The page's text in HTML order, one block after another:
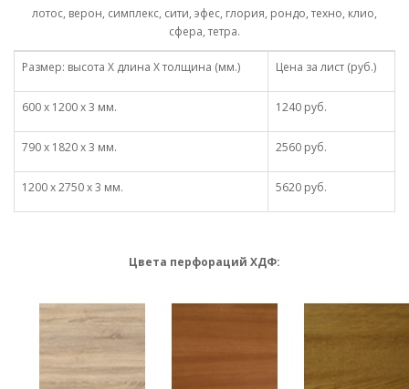
лотос, верон, симплекс, сити, эфес, глория, рондо, техно, клио,
сфера, тетра.
Размер: высота Х длина Х толщина (мм.) Цена за лист (руб.)
600 х 1200 х 3 мм. 1240 руб.
790 х 1820 х 3 мм. 2560 руб.
1200 х 2750 х 3 мм. 5620 руб.
Цвета перфораций ХДФ: